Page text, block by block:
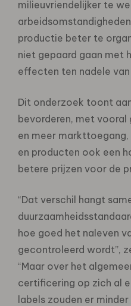
milieuvriendelijker te
productie beter te
niet gepaard gaan met
effecten ten nadele
Dit onderzoek toont
bevorderen, met vooral
en meer
en producten ook een
betere prijzen voor de
“Dat verschil hangt
hoe goed het naleven
gecontroleerd wordt”,
“Maar over het
certificering op zich al
labels zouden er